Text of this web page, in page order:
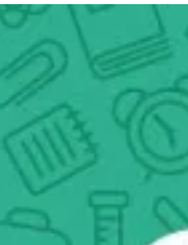
Comme le veut la tradition, à la veille des
grandes vacances, les élèves des écoles
maternelle et élémentaire de Saint-Jean-
Rohrbach ont...